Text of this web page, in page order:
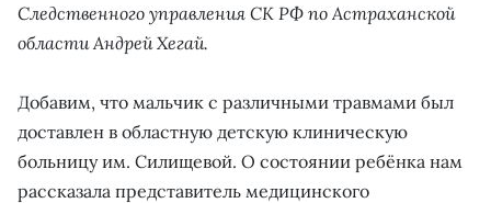
Следственного управления СК РФ по Астраханской
области Андрей Хегай.
Добавим, что мальчик с различными травмами был
доставлен в областную детскую клиническую
больницу им. Силищевой. О состоянии ребёнка нам
рассказала представитель медицинского